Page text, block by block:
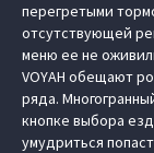
перегретыми
отсутствующей
меню ее не
VOYAH обещают
ряда.
кнопке выбора
умудриться